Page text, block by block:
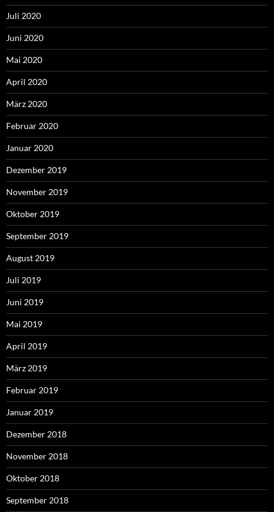
Juli 2020
Juni 2020
Mai 2020
April 2020
März 2020
Februar 2020
Januar 2020
Dezember 2019
November 2019
Oktober 2019
September 2019
August 2019
Juli 2019
Juni 2019
Mai 2019
April 2019
März 2019
Februar 2019
Januar 2019
Dezember 2018
November 2018
Oktober 2018
September 2018